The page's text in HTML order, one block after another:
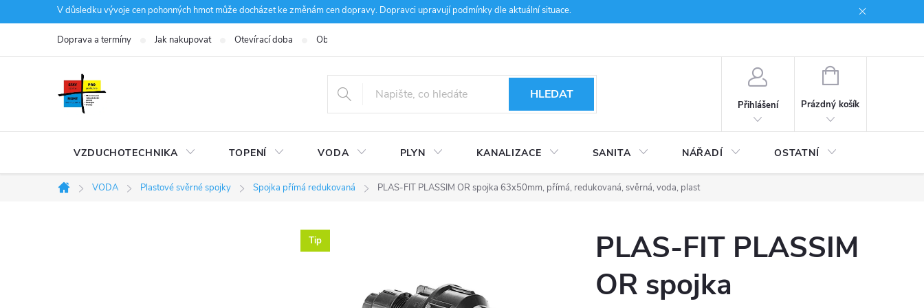
na
V důsledku vývoje cen pohonných hmot může docházet ke změnám cen dopravy. Dopravci upravují podmínky dle aktuální situace.
Doprava a termíny Jak nakupovat Otevírací doba Obchodní podmínky
HLEDAT
Přihlášení
NÁKUPNÍ
Prázdný košík
VZDUCHOTECHNIKA TOPENÍ VODA PLYN KANALIZACE SANITA NÁŘADÍ OSTATNÍ
Domů
VODA Plastové svěrné spojky Spojka přímá redukovaná PLAS-FIT PLASSIM OR spojka 63x50mm, přímá, redukovaná, svěrná, voda, plast
Tip
PLAS-FIT PLASSIM
OR spojka